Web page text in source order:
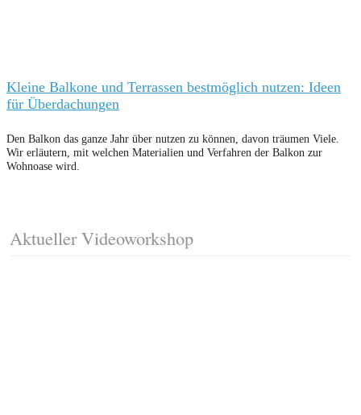
Kleine Balkone und Terrassen bestmöglich nutzen: Ideen
für Überdachungen
Den Balkon das ganze Jahr über nutzen zu können, davon träumen Viele.
Wir erläutern, mit welchen Materialien und Verfahren der Balkon zur
Wohnoase wird.
Aktueller Videoworkshop